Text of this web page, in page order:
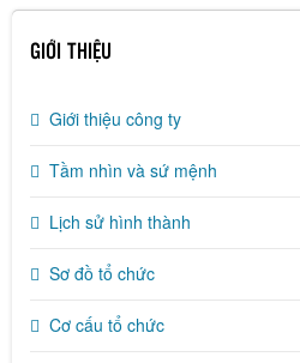
GIỚI THIỆU
Giới thiệu công ty
Tầm nhìn và sứ mệnh
Lịch sử hình thành
Sơ đồ tổ chức
Cơ cấu tổ chức